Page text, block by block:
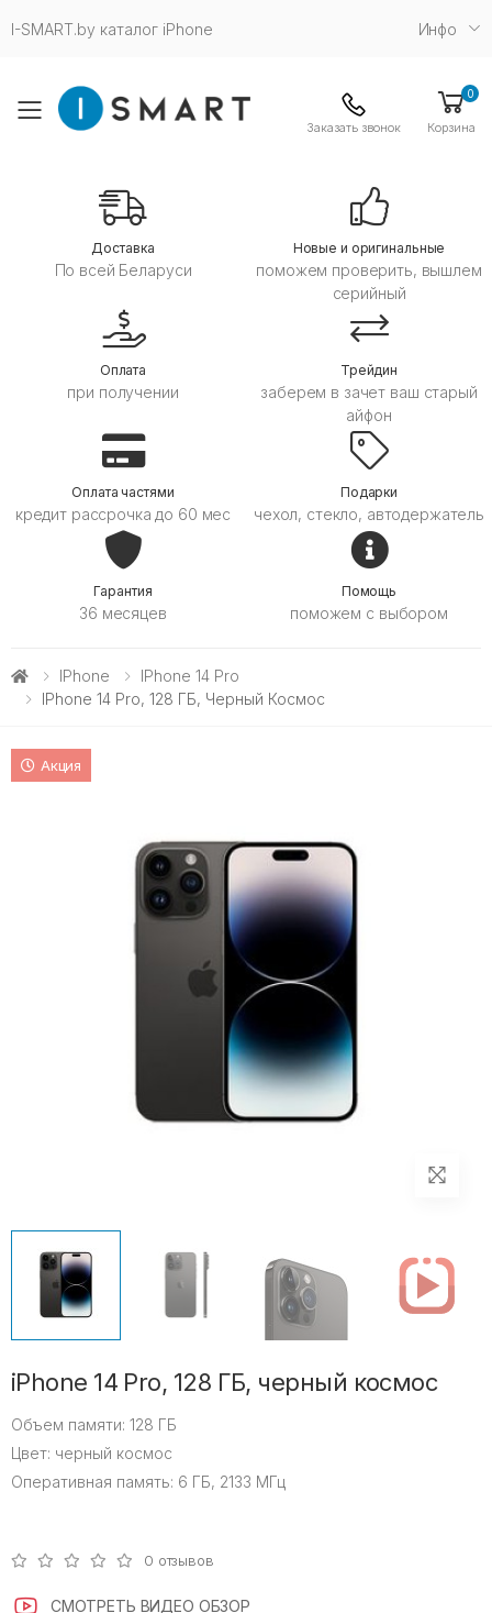
I-SMART.by каталог iPhone Инфо
Toggle mobile menuЗаказать звонок
0
Корзина
Дoставка
По всей Беларуси
Новые и оригинальные
поможем проверить, вышлем
серийный
Оплата
при получении
Трейдин
заберем в зачет ваш старый
айфон
Оплата частями
кредит рассрочка до 60 мес
Подарки
чехол, стекло, автодержатель
Гарантия
36 месяцев
Помощь
поможем с выбором
IPhone
IPhone 14 Pro
IPhone 14 Pro, 128 ГБ, Черный Космос
Акция
iPhone 14 Pro, 128 ГБ, черный космос
Объем памяти: 128 ГБ
Цвет: черный космос
Оперативная память: 6 ГБ, 2133 МГц
0 отзывов
СМОТРЕТЬ ВИДЕО ОБЗОР